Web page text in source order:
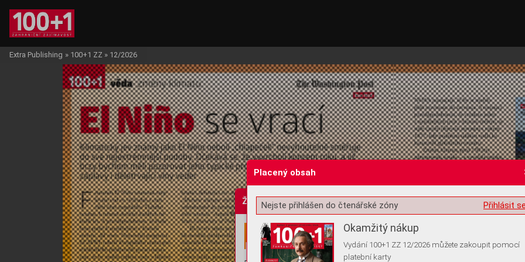
Žádost o souhlas s ukládáním volitelných informací
Extra Publishing » 100+1 ZZ » 12/2026
Placený obsah
Přihlásit
Nejste přihlášen do čtenářské zóny
Okamžitý nákup
Vydání 100+1 ZZ 12/2026 můžete zakoupit pomocí
platební karty